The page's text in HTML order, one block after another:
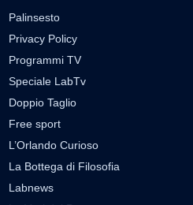
Palinsesto
Privacy Policy
Programmi TV
Speciale LabTv
Doppio Taglio
Free sport
L’Orlando Curioso
La Bottega di Filosofia
Labnews